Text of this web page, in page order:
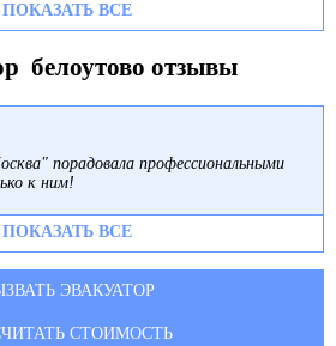
ПОКАЗАТЬ ВСЕ
белоутово отзывы
порадовала профессиональными
к ним!
ПОКАЗАТЬ ВСЕ
ЭВАКУАТОР
СТОИМОСТЬ